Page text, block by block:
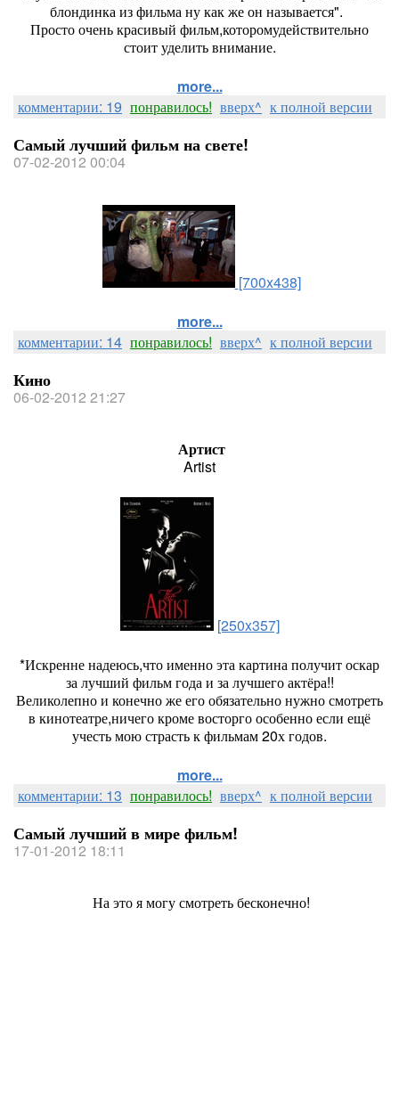
блондинка из фильма ну как же он называется".
Просто очень красивый фильм,которомудействительно
стоит уделить внимание.
more...
комментарии: 19 понравилось! вверх^ к полной версии
Самый лучший фильм на свете!
07-02-2012 00:04
[700x438]
more...
комментарии: 14 понравилось! вверх^ к полной версии
Кино
06-02-2012 21:27
Артист
Artist
[250x357]
*Искренне надеюсь,что именно эта картина получит оскар
за лучший фильм года и за лучшего актёра!!
Великолепно и конечно же его обязательно нужно смотреть
в кинотеатре,ничего кроме восторго особенно если ещё
учесть мою страсть к фильмам 20х годов.
more...
комментарии: 13 понравилось! вверх^ к полной версии
Самый лучший в мире фильм!
17-01-2012 18:11
На это я могу смотреть бесконечно!